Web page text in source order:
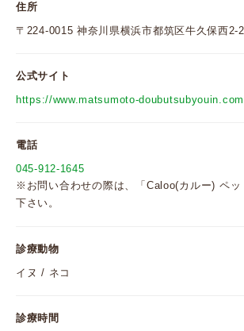
住所
〒224-0015 神奈川県横浜市都筑区牛久保西2-
公式サイト
https://www.matsumoto-doubutsubyouin.com
電話
045-912-1645
※お問い合わせの際は、「Caloo(カルー) ペッ
下さい。
診療動物
イヌ / ネコ
診療時間